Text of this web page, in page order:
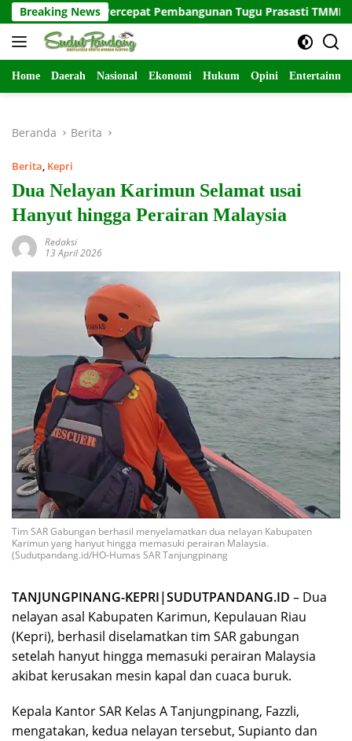
Langsung
ke
konten
Breaking News
Percepat Pembangunan Tugu Prasasti TMMD ke-129
Home Daerah Nasional Ekonomi Hukum Opini
Beranda Berita
Berita, Kepri
Dua Nelayan Karimun Selamat usai
Hanyut hingga Perairan Malaysia
Redaksi
13 April 2026
Tim SAR Gabungan berhasil menyelamatkan dua nelayan Kabupaten
Karimun yang hanyut hingga memasuki perairan Malaysia.
(Sudutpandang.id/HO-Humas SAR Tanjungpinang
TANJUNGPINANG-KEPRI|SUDUTPANDANG.ID – Dua
nelayan asal Kabupaten Karimun, Kepulauan Riau
(Kepri), berhasil diselamatkan tim SAR gabungan
setelah hanyut hingga memasuki perairan Malaysia
akibat kerusakan mesin kapal dan cuaca buruk.
Kepala Kantor SAR Kelas A Tanjungpinang, Fazzli,
mengatakan, kedua nelayan tersebut, Supianto dan